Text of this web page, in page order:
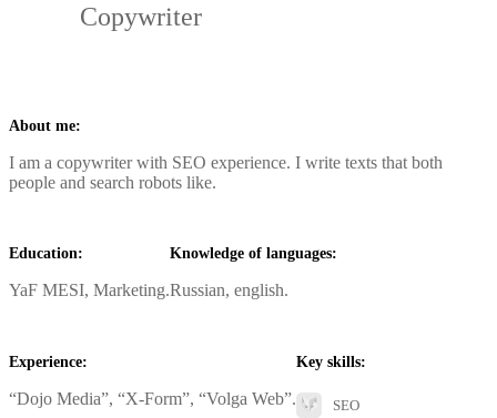
Copywriter
About me:
I am a copywriter with SEO experience. I write texts that both
people and search robots like.
Education:
YaF MESI, Marketing.
Knowledge of languages:
Russian, english.
Experience:
“Dojo Media”, “X-Form”, “Volga Web”.
Key skills:
SEO